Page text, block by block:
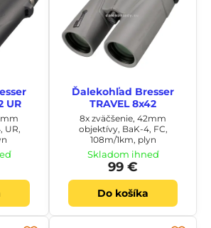
UR
UR,
Ďalekohľad Bresser
TRAVEL 8x42
8x zväčšenie, 42mm
objektívy, BaK-4, FC,
108m/1km, plyn
Skladom ihneď
99 €
Do košíka